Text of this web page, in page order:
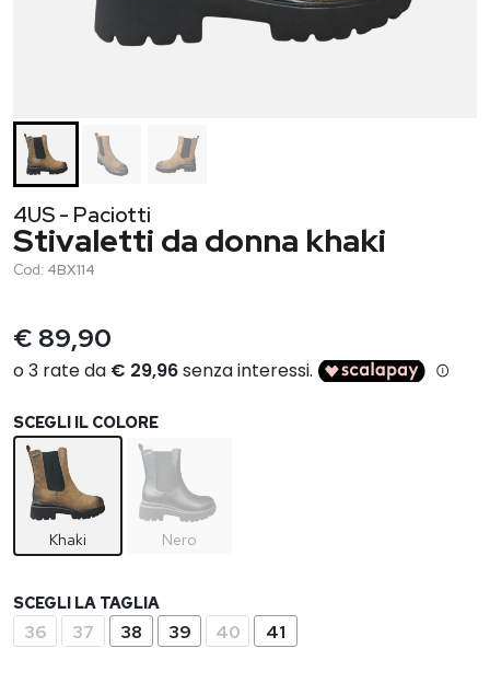
4US - Paciotti
Stivaletti da donna khaki
Cod: 4BX114
€ 89,90
SCEGLI IL COLORE
Khaki Nero
SCEGLI LA TAGLIA
36 37 38 39 40 41